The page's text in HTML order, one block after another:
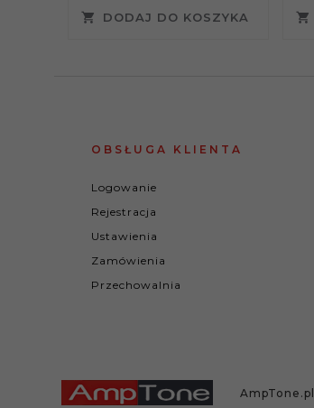
pracy:
DODAJ DO KOSZYKA
OBSŁUGA KLIENTA
Logowanie
Rejestracja
Ustawienia
Zamówienia
Przechowalnia
AmpTone.pl